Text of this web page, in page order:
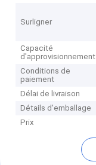
Surligner
Capacité
d'approvisionnement
Conditions de
paiement
Délai de livraison
Détails d'emballage
Prix